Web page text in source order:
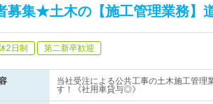
募集★土木の【施工管理業務】
2日制 第二新卒歓迎
当社受注による公共工事の土木施工管理
す！《社用車貸与◎》